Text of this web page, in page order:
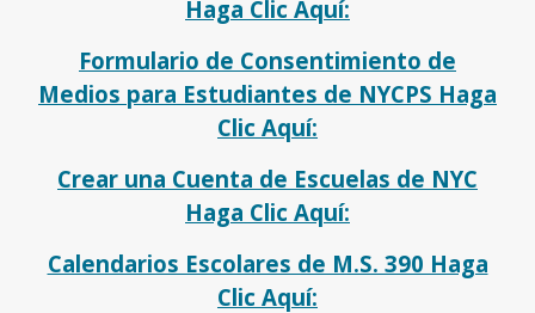
Haga Clic Aquí:
Formulario de Consentimiento de
Medios para Estudiantes de NYCPS Haga
Clic Aquí:
Crear una Cuenta de Escuelas de NYC
Haga Clic Aquí:
Calendarios Escolares de M.S. 390 Haga
Clic Aquí: